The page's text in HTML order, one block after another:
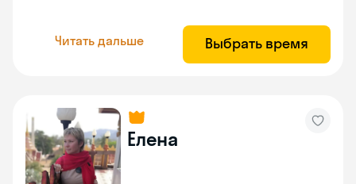
Читать дальше Выбрать время
Елена